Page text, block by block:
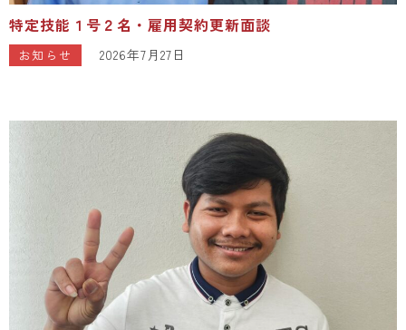
特定技能１号２名・雇用契約更新面談
お知らせ 2026年7月27日